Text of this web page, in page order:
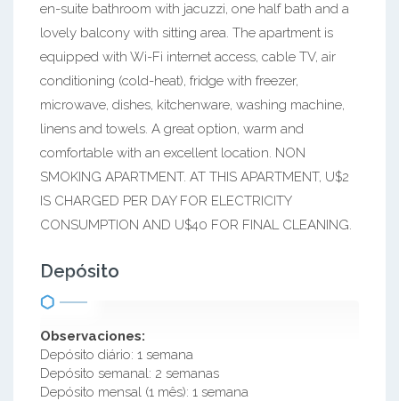
en-suite bathroom with jacuzzi, one half bath and a
lovely balcony with sitting area. The apartment is
equipped with Wi-Fi internet access, cable TV, air
conditioning (cold-heat), fridge with freezer,
microwave, dishes, kitchenware, washing machine,
linens and towels. A great option, warm and
comfortable with an excellent location. NON
SMOKING APARTMENT. AT THIS APARTMENT, U$2
IS CHARGED PER DAY FOR ELECTRICITY
CONSUMPTION AND U$40 FOR FINAL CLEANING.
Depósito
Observaciones:
Depósito diário: 1 semana
Depósito semanal: 2 semanas
Depósito mensal (1 mês): 1 semana